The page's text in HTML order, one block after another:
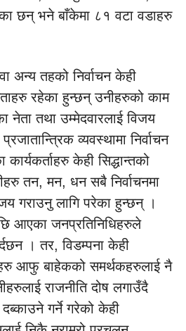
छन् भने बाँकेमा ८१ वटा वडाहरु
अन्य तहको निर्वाचन केही
रहेका हुन्छन् उनीहरुको काम
नेता तथा उम्मेदवारलाई विजय
व्यवस्थामा निर्वाचन
केही सिद्धान्तको
तन, मन, धन सबै निर्वाचनमा
गराउनु लागि परेका हुन्छन् ।
आएका जनप्रतिनिधिहरुले
। तर, विडम्पना केही
आफु बाहेकको समर्थकहरुलाई नै
राजनीति दोष लगाउँदै
गर्ने गरेको केही